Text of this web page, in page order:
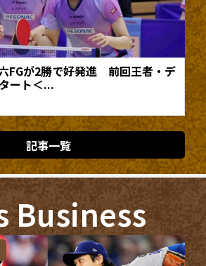
FGが2勝で好発進 前回王者・デ
ート＜...
記事一覧
Business